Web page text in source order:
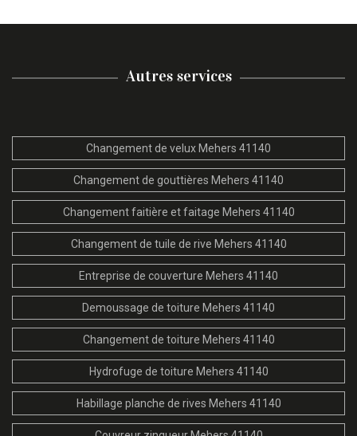
Autres services
Changement de velux Mehers 41140
Changement de gouttières Mehers 41140
Changement faitière et faitage Mehers 41140
Changement de tuile de rive Mehers 41140
Entreprise de couverture Mehers 41140
Demoussage de toiture Mehers 41140
Changement de toiture Mehers 41140
Hydrofuge de toiture Mehers 41140
Habillage planche de rives Mehers 41140